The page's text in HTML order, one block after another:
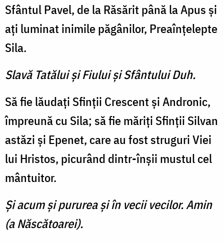
Sfântul Pavel, de la Răsărit până la Apus şi
aţi luminat inimile păgânilor, Preaînţelepte
Sila.
Slavă Tatălui şi Fiului şi Sfântului Duh.
Să fie lăudaţi Sfinţii Crescent şi Andronic,
împreună cu Sila; să fie măriţi Sfinţii Silvan
astăzi şi Epenet, care au fost struguri Viei
lui Hristos, picurând dintr-înşii mustul cel
mântuitor.
Şi acum şi pururea şi în vecii vecilor. Amin
(a Născătoarei).